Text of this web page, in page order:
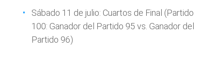
Sábado 11 de julio: Cuartos de Final (Partido
100: Ganador del Partido 95 vs. Ganador del
Partido 96)